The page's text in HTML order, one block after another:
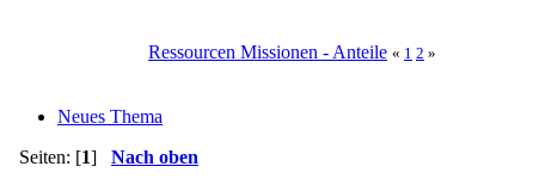
Ressourcen Missionen - Anteile « 1 2 »
Neues Thema
Seiten: [1] Nach oben